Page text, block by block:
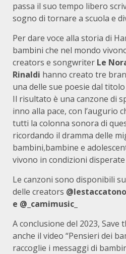
passa il suo tempo libero
sogno di tornare a scuola e
Per dare voce alla storia di
bambini che nel mondo
creators e songwriter Le
Rinaldi hanno creato tre
una delle sue poesie dal
Il risultato è una canzone di
inno alla pace, con l’augurio
tutti la colonna sonora di
ricordando il dramma delle
bambini,bambine e
vivono in condizioni
Le canzoni sono disponibili
delle creators
e @ _camimusic_
A conclusione del 2023, Save
anche il video “Pensieri dei
raccoglie i messaggi di